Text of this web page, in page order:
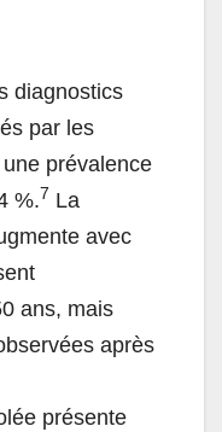
diagnostics
par les
prévalence
%.7 La
avec
ans, mais
après
présente